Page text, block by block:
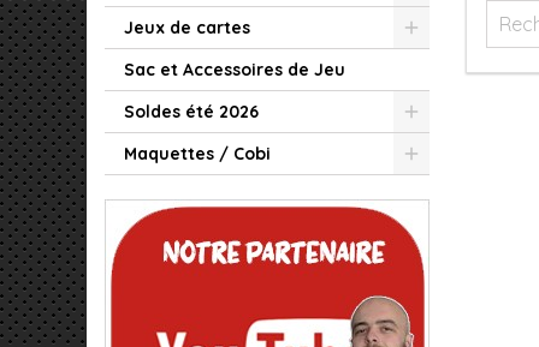
Jeux de cartes
Sac et Accessoires de Jeu
Soldes été 2026
Maquettes / Cobi